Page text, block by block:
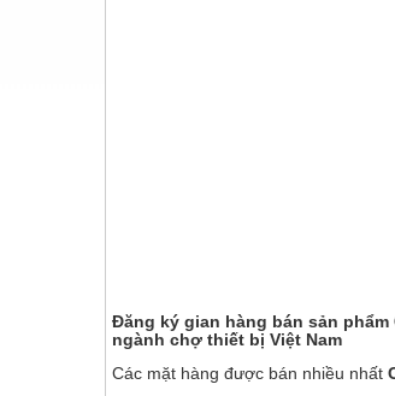
Thí nghiệm-Trang thiết bị
Thiết bị chiếu sáng
Đăng ký gian hàng bán sản phẩm
ngành chợ thiết bị Việt Nam
Các mặt hàng được bán nhiều nhất